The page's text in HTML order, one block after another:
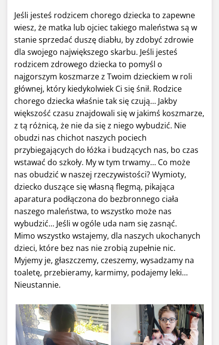
Jeśli jesteś rodzicem chorego dziecka to zapewne
wiesz, że matka lub ojciec takiego maleństwa są w
stanie sprzedać duszę diabłu, by zdobyć zdrowie
dla swojego największego skarbu. Jeśli jesteś
rodzicem zdrowego dziecka to pomyśl o
najgorszym koszmarze z Twoim dzieckiem w roli
głównej, który kiedykolwiek Ci się śnił. Rodzice
chorego dziecka właśnie tak się czują… Jakby
większość czasu znajdowali się w jakimś koszmarze,
z tą różnicą, że nie da się z niego wybudzić. Nie
obudzi nas chichot naszych pociech
przybiegających do łóżka i budzących nas, bo czas
wstawać do szkoły. My w tym trwamy… Co może
nas obudzić w naszej rzeczywistości? Wymioty,
dziecko duszące się własną flegmą, pikająca
aparatura podłączona do bezbronnego ciała
naszego maleństwa, to wszystko może nas
wybudzić… Jeśli w ogóle uda nam się zasnąć.
Mimo wszystko wstajemy, dla naszych ukochanych
dzieci, które bez nas nie zrobią zupełnie nic.
Myjemy je, głaszczemy, czeszemy, wysadzamy na
toaletę, przebieramy, karmimy, podajemy leki…
Nieustannie.